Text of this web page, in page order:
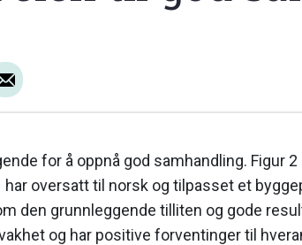
for å oppnå god samhandling. Figur
oversatt til norsk og tilpasset et
den grunnleggende tilliten og gode
og har positive forventinger til